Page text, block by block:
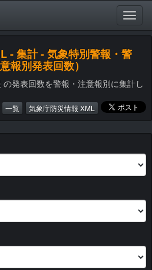
- 集計 - 気象特別警報・警
報別発表回数）
発表回数を警報・注意報別に集計し
一覧 気象庁防災情報 XML